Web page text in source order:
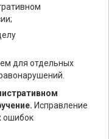
для отдельных
Исправление
ошибок